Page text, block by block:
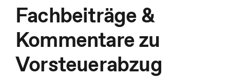
Fachbeiträge &
Kommentare zu
Vorsteuerabzug